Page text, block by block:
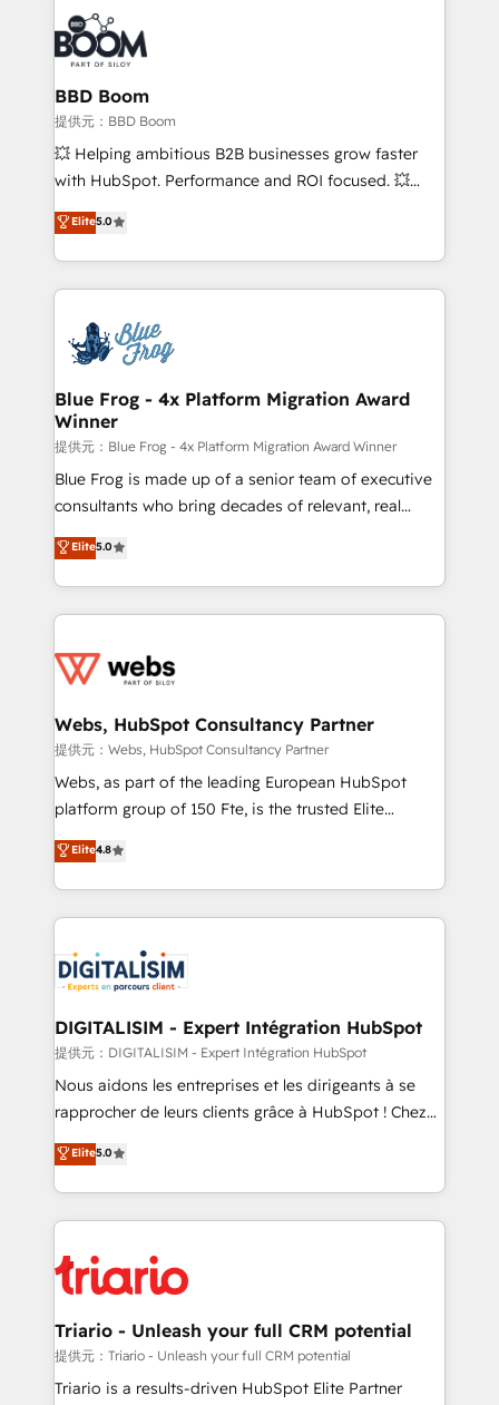
experts conseil - 150 certifications HubSpot
cumulées
revenue. ⚙️ HubSpot Integration & Optimization •
Seamless CRM, CMS, and automation setup •
Complex platform migrations and data cleanups •
Custom APIs and third-party integrations 📈 End-to-
End Revenue Acceleration • Lifecycle marketing and
pipeline growth programs • Sales enablement tools
and CRM optimization • Retention strategies with
Execution • 750+ onboardings and 2,000+
implementations • Deep expertise across marketing,
BBD Boom
提供元：BBD Boom
💥 Helping ambitious B2B businesses grow faster
with HubSpot. Performance and ROI focused. 💥
BBD Boom is the HubSpot partner that can help you
to HubSpot Better. We work with your teams to
solve all your HubSpot challenges and improve user
adoption, sales process and marketing results.
the first time 🔧 Designing and optimising your
HubSpot set-up for better results 🌐 Website design
and build using HubSpot 🔌 Integrating HubSpot
with other systems 🎓 Training your teams to be
HubSpot pros 📊 Lead generation services using
HubSpot Why us? - SIX HubSpot Accreditations -
awarded by HubSpot after a rigorous process for
Migration, Custom Integration & Platform
Enablement -Onboarded over 500 businesses to
get more from your investment in HubSpot.
www.bbdboom.com
Elite5.0
Blue Frog - 4x Platform Migration Award
Winner
提供元：Blue Frog - 4x Platform Migration Award Winner
Blue Frog is made up of a senior team of executive
consultants who bring decades of relevant, real
world experience to our client engagements. "Blue
Frog is a top, trusted partner in HubSpot's
ecosystem for a reason. Their team brings over a
decade of experience to the table, along with deep
for driving growth. They are committed to helping
their unique business needs. We are thrilled to have
Blue Frog in the HubSpot ecosystem leading the
way for customers!" - Yamini Rangan, CEO of
HubSpot “Our experience with the team at Blue Frog
of experience and quality of skilled staff has earned
them a trusted reputation within the HubSpot
clients.” - Brian Garvey, VP, Solutions Partner
Program, HubSpot.
Elite5.0
Webs, HubSpot Consultancy Partner
提供元：Webs, HubSpot Consultancy Partner
Webs, as part of the leading European HubSpot
platform group of 150 Fte, is the trusted Elite
HubSpot CRM Partner offering you a roadmap on
maximizing EBITDA and achieving Commercial
Excellence. With our targeted processes, we
strengthen your digital transformation and minimize
Implementation partner, we provide expertise to
drive your business forward. Since 2015 we are fully
dedicated to HubSpot and with an experienced
team (50+), we work with reputable companies in
B2B sectors such as manufacturing, SaaS and
business services. We prepare a customized
impact of your digital transformation, including a
detailed financial rationale with a focus on ROI and
embark on a transformational journey that sets your
business up for long-term success. Unlock your
Elite4.8
DIGITALISIM - Expert Intégration HubSpot
提供元：DIGITALISIM - Expert Intégration HubSpot
Nous aidons les entreprises et les dirigeants à se
rapprocher de leurs clients grâce à HubSpot ! Chez
DIGITALISIM, nous avons l'intime conviction que la
réussite des entreprises passe par l’innovation web,
le marketing digital, et la relation client ! C'est
pourquoi, nos experts sont à la fois capables de
référencement, votre stratégie digitale et le pilotage
et l'intégration d'HubSpot ! Les grandes phases d'un
projet HubSpot avec DIGITALISIM : 🧽 Nettoyage,
migration et intégration des bases de données. 🚀
Développement des interfaces avec vos logiciels
Elite5.0
Triario - Unleash your full CRM potential
提供元：Triario - Unleash your full CRM potential
Triario is a results-driven HubSpot Elite Partner